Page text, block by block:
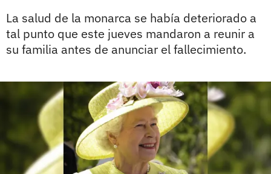
La salud de la monarca se había deteriorado a
tal punto que este jueves mandaron a reunir a
su familia antes de anunciar el fallecimiento.